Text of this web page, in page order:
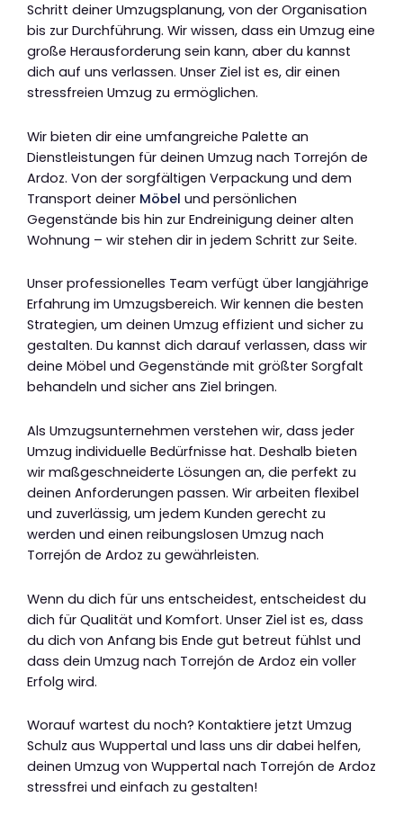
Schritt deiner Umzugsplanung, von der Organisation
bis zur Durchführung. Wir wissen, dass ein Umzug eine
große Herausforderung sein kann, aber du kannst
dich auf uns verlassen. Unser Ziel ist es, dir einen
stressfreien Umzug zu ermöglichen.
Wir bieten dir eine umfangreiche Palette an
Dienstleistungen für deinen Umzug nach Torrejón de
Ardoz. Von der sorgfältigen Verpackung und dem
Transport deiner Möbel und persönlichen
Gegenstände bis hin zur Endreinigung deiner alten
Wohnung – wir stehen dir in jedem Schritt zur Seite.
Unser professionelles Team verfügt über langjährige
Erfahrung im Umzugsbereich. Wir kennen die besten
Strategien, um deinen Umzug effizient und sicher zu
gestalten. Du kannst dich darauf verlassen, dass wir
deine Möbel und Gegenstände mit größter Sorgfalt
behandeln und sicher ans Ziel bringen.
Als Umzugsunternehmen verstehen wir, dass jeder
Umzug individuelle Bedürfnisse hat. Deshalb bieten
wir maßgeschneiderte Lösungen an, die perfekt zu
deinen Anforderungen passen. Wir arbeiten flexibel
und zuverlässig, um jedem Kunden gerecht zu
werden und einen reibungslosen Umzug nach
Torrejón de Ardoz zu gewährleisten.
Wenn du dich für uns entscheidest, entscheidest du
dich für Qualität und Komfort. Unser Ziel ist es, dass
du dich von Anfang bis Ende gut betreut fühlst und
dass dein Umzug nach Torrejón de Ardoz ein voller
Erfolg wird.
Worauf wartest du noch? Kontaktiere jetzt Umzug
Schulz aus Wuppertal und lass uns dir dabei helfen,
deinen Umzug von Wuppertal nach Torrejón de Ardoz
stressfrei und einfach zu gestalten!